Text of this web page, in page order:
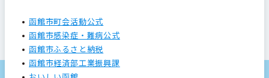
函館市町会活動公式
函館市感染症・難病公式
函館市ふるさと納税
函館市経済部工業振興課